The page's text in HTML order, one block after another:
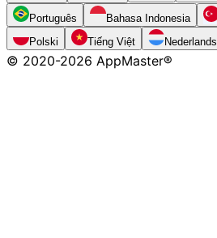
Português Bahasa Indonesia
Polski
Tiếng Việt Nederlands
© 2020-2026 AppMaster®